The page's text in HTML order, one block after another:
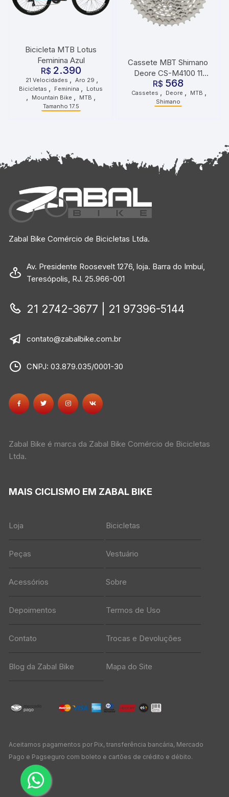
Bicicleta MTB Lotus
Feminina Azul
R$ 2.390
21 Velocidades , Aro 29 ,
Bicicletas , Feminina , Lotus
, Mountain Bike , MTB ,
Tamanho 17.5
Cassete MBT Shimano
Deore CS-M4100 11
Velocidades 46 Dentes
R$ 568
Cassetes , Deore , MTB ,
Shimano
Zabal Bike Comércio de Bicicletas Ltda.
Av. Presidente Roosevelt 1276, loja. Barra do Imbuí,
Teresópolis, RJ. 25.966-001
21 2742-3677 | 21 97396-5144
contato@zabalbike.com.br
CNPJ: 03.879.035/0001-30
Zabal Bike é marca da Zabal Bike Comércio de Bicicletas
Ltda.
MAIS CICLISMO EM ZABAL BIKE
Loja Bicicletas
Peças Vestuário
Acessórios Sobre
Depoimentos Termos de Uso
Contato Trocas e Devoluções
Blog da Zabal Bike Mapa do Site
Aceitamos pagamentos por Pix, transferência bancária, Mercado
Pago e Pagseguro com boleto e cartões de crédito e débito.